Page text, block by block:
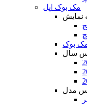
مک بوک اپل
نمایش
بوک
سال
مدل